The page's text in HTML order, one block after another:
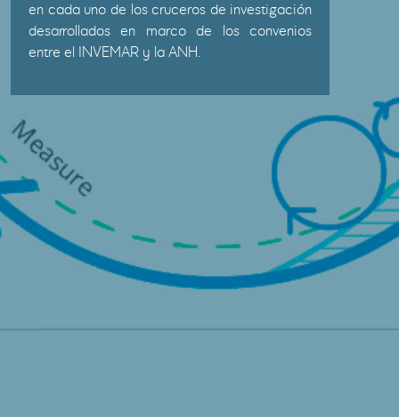
en cada uno de los cruceros de investigación
desarrollados en marco de los convenios
entre el INVEMAR y la ANH.